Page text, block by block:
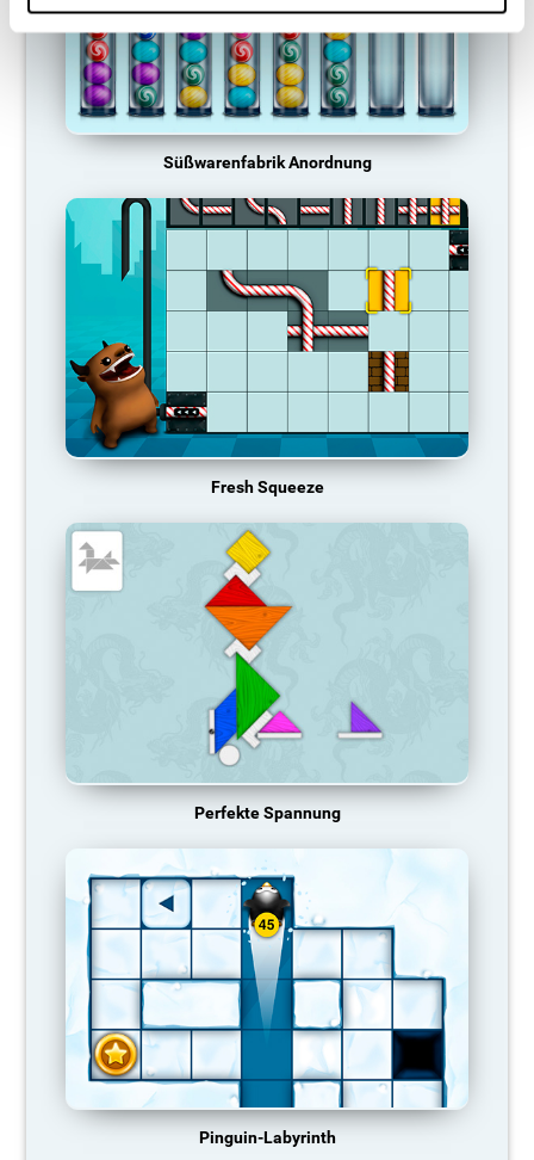
Süßwarenfabrik Anordnung
Fresh Squeeze
Perfekte Spannung
Pinguin-Labyrinth